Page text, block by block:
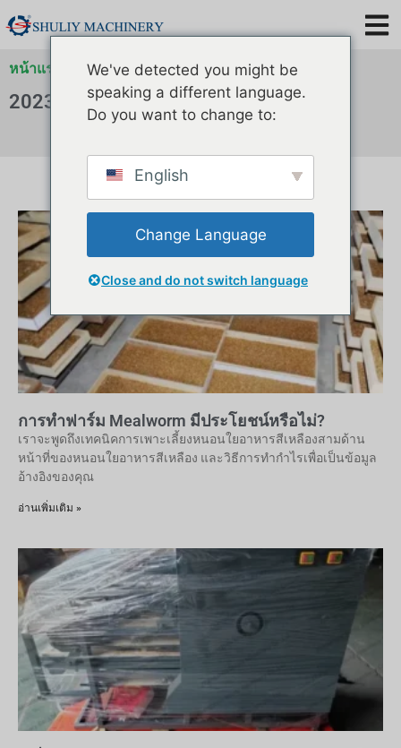
หน้าแรก คลังสำหรับ
2023
การทำฟาร์ม Mealworm มีประโยชน์หรือไม่?
เราจะพูดถึงเทคนิคการเพาะเลี้ยงหนอนใยอาหารสีเหลืองสามด้าน
หน้าที่ของหนอนใยอาหารสีเหลือง และวิธีการทำกำไรเพื่อเป็นข้อมูล
อ้างอิงของคุณ
อ่านเพิ่มเติม »
We've detected you might be
speaking a different language.
Do you want to change to:
English
Change Language
Close and do not switch language